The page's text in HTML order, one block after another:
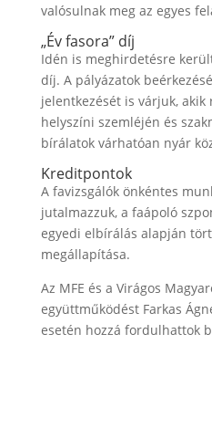
valósulnak meg az egyes
„Év fasora” díj
Idén is meghirdetésre
díj. A pályázatok
jelentkezését is várjuk,
helyszíni szemléjén és
bírálatok várhatóan nyár
Kreditpontok
A favizsgálók önkéntes
jutalmazzuk, a faápoló
egyedi elbírálás alapján
megállapítása.
Az MFE és a Virágos
együttműködést Farkas
esetén hozzá fordulhattok